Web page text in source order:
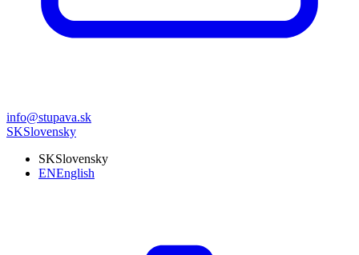
info@stupava.sk
SKSlovensky
SKSlovensky
ENEnglish